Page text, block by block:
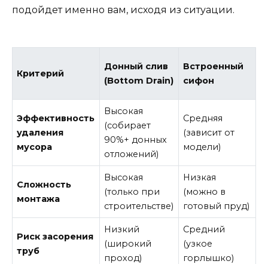
подойдет именно вам, исходя из ситуации.
Критерий
Донный слив
(Bottom Drain)
Встроенный
сифон
Эффективность
удаления
мусора
Высокая
(собирает
90%+ донных
отложений)
Средняя
(зависит от
модели)
Сложность
монтажа
Высокая
(только при
строительстве)
Низкая
(можно в
готовый пруд)
Риск засорения
труб
Низкий
(широкий
проход)
Средний
(узкое
горлышко)